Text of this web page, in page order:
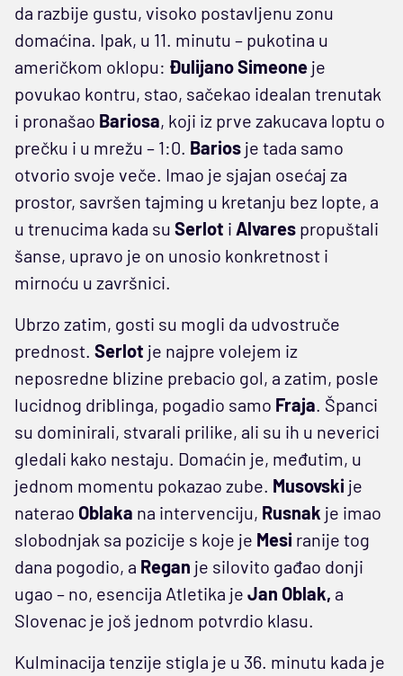
da razbije gustu, visoko postavljenu zonu
domaćina. Ipak, u 11. minutu – pukotina u
američkom oklopu: Đulijano Simeone je
povukao kontru, stao, sačekao idealan trenutak
i pronašao Bariosa, koji iz prve zakucava loptu o
prečku i u mrežu – 1:0. Barios je tada samo
otvorio svoje veče. Imao je sjajan osećaj za
prostor, savršen tajming u kretanju bez lopte, a
u trenucima kada su Serlot i Alvares propuštali
šanse, upravo je on unosio konkretnost i
mirnoću u završnici.
Ubrzo zatim, gosti su mogli da udvostruče
prednost. Serlot je najpre volejem iz
neposredne blizine prebacio gol, a zatim, posle
lucidnog driblinga, pogadio samo Fraja. Španci
su dominirali, stvarali prilike, ali su ih u neverici
gledali kako nestaju. Domaćin je, međutim, u
jednom momentu pokazao zube. Musovski je
naterao Oblaka na intervenciju, Rusnak je imao
slobodnjak sa pozicije s koje je Mesi ranije tog
dana pogodio, a Regan je silovito gađao donji
ugao – no, esencija Atletika je Jan Oblak, a
Slovenac je još jednom potvrdio klasu.
Kulminacija tenzije stigla je u 36. minutu kada je